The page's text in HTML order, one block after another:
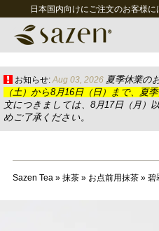
日本国内向けにご注文のお客様
お知らせ: Aug 03, 2026 夏季休業の
（土）から8月16日（日）まで、夏
文につきましては、8月17日（月）
めご了承ください。
Sazen Tea» 抹茶» お点前用抹茶» 碧